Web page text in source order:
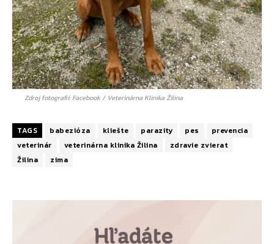
Zdroj fotografií: Facebook / Veterinárna Klinika Žilina
TAGS babezióza kliešte parazity pes
prevencia
veterinár
veterinárna klinika Žilina
zdravie zvierat
Žilina
zima